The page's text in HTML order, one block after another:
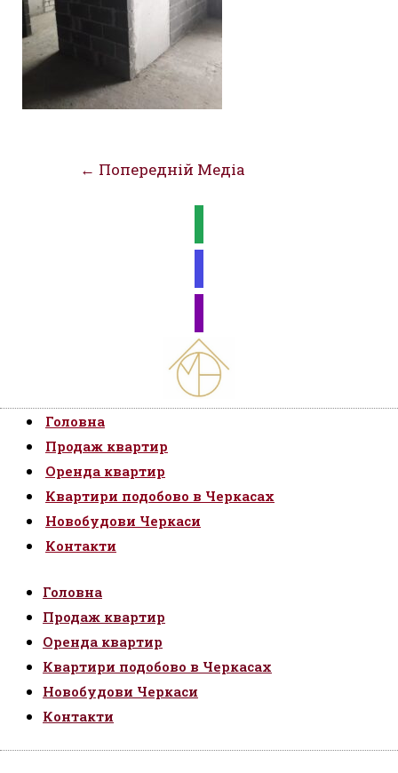
Навігація
← Попередній Медіа
Головна
Продаж квартир
Оренда квартир
Квартири подобово в Черкасах
Новобудови Черкаси
Контакти
Головна
Продаж квартир
Оренда квартир
Квартири подобово в Черкасах
Новобудови Черкаси
Контакти